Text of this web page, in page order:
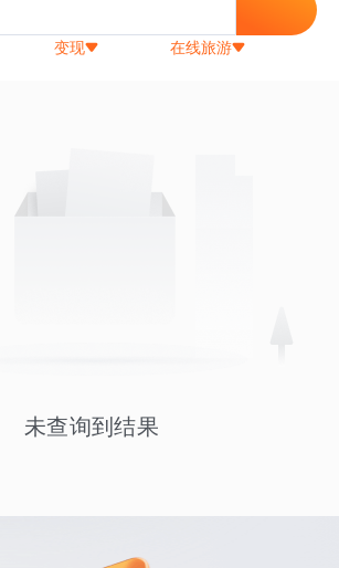
变现 在线旅游
未查询到结果